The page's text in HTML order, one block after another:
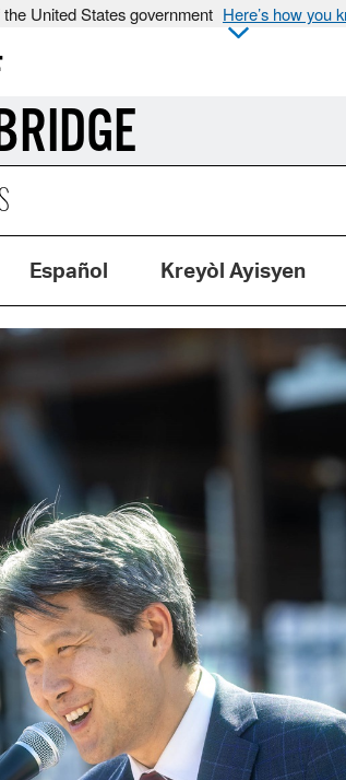
United States government Here’s how you
Español Kreyòl Ayisyen